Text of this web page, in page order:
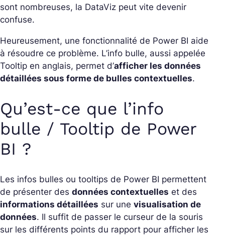
sont nombreuses, la DataViz peut vite devenir
confuse.
Heureusement, une fonctionnalité de Power BI aide
à résoudre ce problème. L’info bulle, aussi appelée
Tooltip en anglais, permet d’afficher les données
détaillées sous forme de bulles contextuelles.
Qu’est-ce que l’info
bulle / Tooltip de Power
BI ?
Les infos bulles ou tooltips de Power BI permettent
de présenter des données contextuelles et des
informations détaillées sur une visualisation de
données. Il suffit de passer le curseur de la souris
sur les différents points du rapport pour afficher les